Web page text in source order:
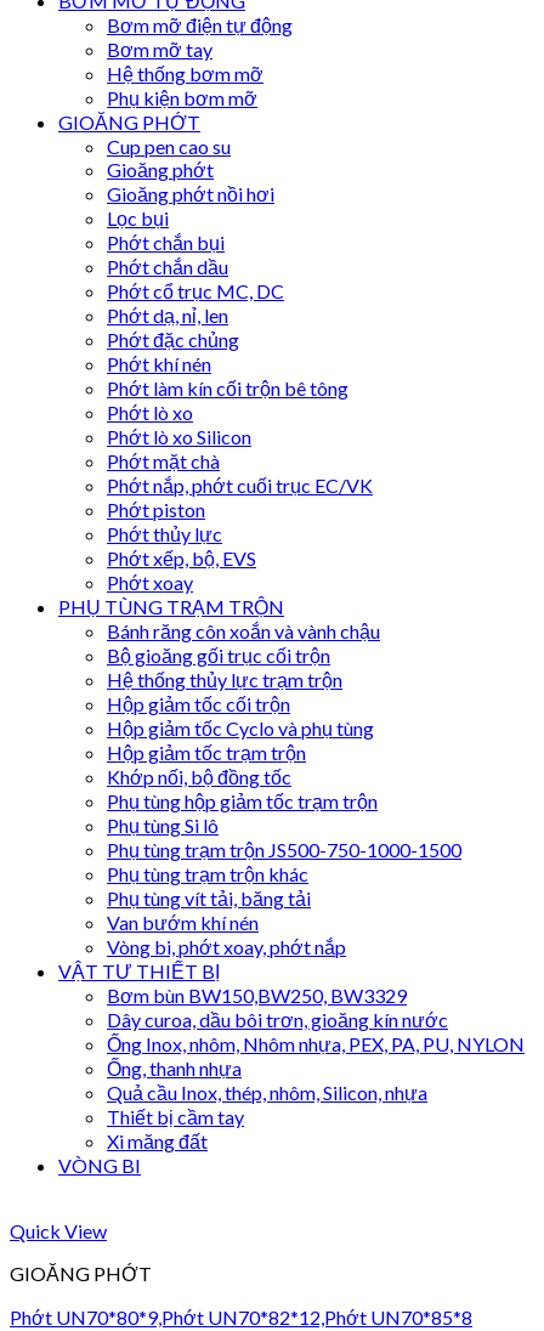
Bơm mỡ điện tự động
Bơm mỡ tay
Hệ thống bơm mỡ
Phụ kiện bơm mỡ
GIOĂNG PHỚT
Cup pen cao su
Gioăng phớt
Gioăng phớt nồi hơi
Lọc bụi
Phớt chắn bụi
Phớt chắn dầu
Phớt cổ trục MC, DC
Phớt dạ, nỉ, len
Phớt đặc chủng
Phớt khí nén
Phớt làm kín cối trộn bê tông
Phớt lò xo
Phớt lò xo Silicon
Phớt mặt chà
Phớt nắp, phớt cuối trục EC/VK
Phớt piston
Phớt thủy lực
Phớt xếp, bộ, EVS
Phớt xoay
PHỤ TÙNG TRẠM TRỘN
Bánh răng côn xoắn và vành chậu
Bộ gioăng gối trục cối trộn
Hệ thống thủy lực trạm trộn
Hộp giảm tốc cối trộn
Hộp giảm tốc Cyclo và phụ tùng
Hộp giảm tốc trạm trộn
Khớp nối, bộ đồng tốc
Phụ tùng hộp giảm tốc trạm trộn
Phụ tùng Si lô
Phụ tùng trạm trộn JS500-750-1000-1500
Phụ tùng trạm trộn khác
Phụ tùng vít tải, băng tải
Van bướm khí nén
Vòng bi, phớt xoay, phớt nắp
VẬT TƯ THIẾT BỊ
Bơm bùn BW150,BW250, BW3329
Dây curoa, dầu bôi trơn, gioăng kín nước
Ống Inox, nhôm, Nhôm nhựa, PEX, PA, PU, NYLON
Ống, thanh nhựa
Quả cầu Inox, thép, nhôm, Silicon, nhựa
Thiết bị cầm tay
Xi măng đất
VÒNG BI
Quick View
GIOĂNG PHỚT
Phớt UN70*80*9,Phớt UN70*82*12,Phớt UN70*85*8